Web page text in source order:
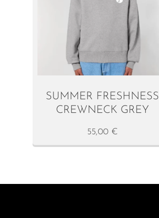
SUMMER FRESHNESS
CREWNECK GREY
55,00 €